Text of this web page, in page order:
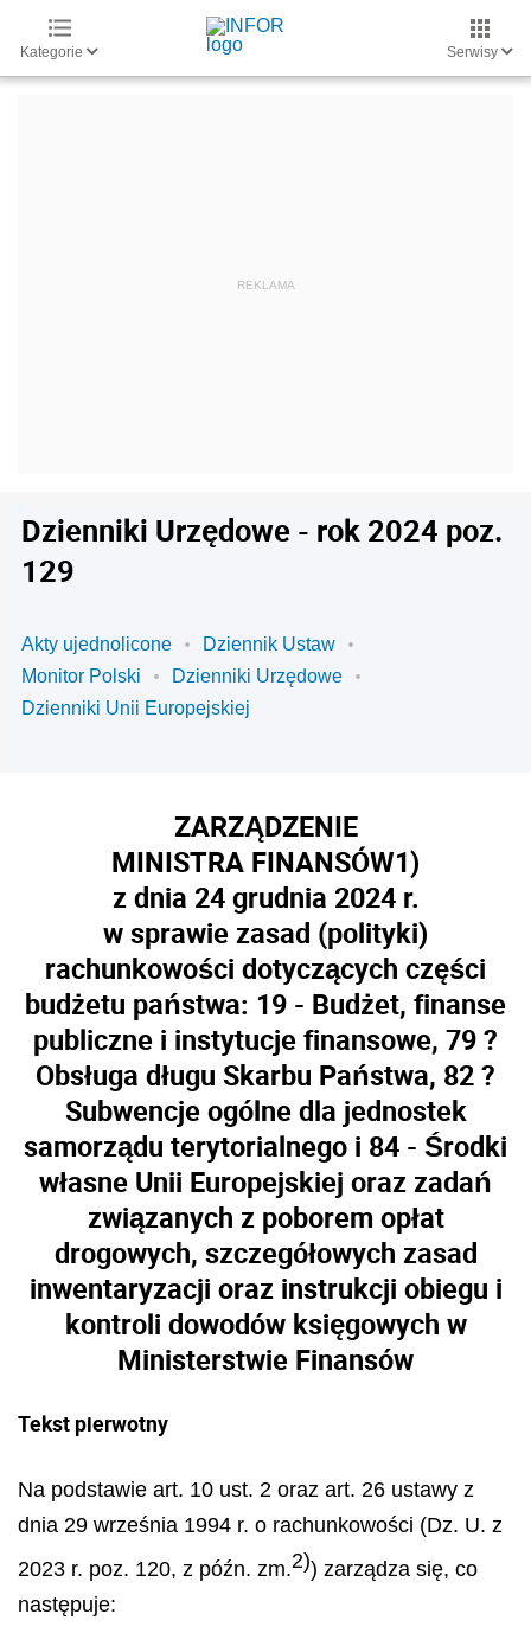
Kategorie Serwisy
Dzienniki Urzędowe - rok 2024 poz.
129
Akty ujednolicone
Dziennik Ustaw
Monitor Polski
Dzienniki Urzędowe
Dzienniki Unii Europejskiej
ZARZĄDZENIE
MINISTRA FINANSÓW1)
z dnia 24 grudnia 2024 r.
w sprawie zasad (polityki)
rachunkowości dotyczących części
budżetu państwa: 19 - Budżet, finanse
publiczne i instytucje finansowe, 79 ?
Obsługa długu Skarbu Państwa, 82 ?
Subwencje ogólne dla jednostek
samorządu terytorialnego i 84 - Środki
własne Unii Europejskiej oraz zadań
związanych z poborem opłat
drogowych, szczegółowych zasad
inwentaryzacji oraz instrukcji obiegu i
kontroli dowodów księgowych w
Ministerstwie Finansów
Tekst pierwotny
Na podstawie art. 10 ust. 2 oraz art. 26 ustawy z
dnia 29 września 1994 r. o rachunkowości (Dz. U. z
2023 r. poz. 120, z późn. zm.2)) zarządza się, co
następuje: